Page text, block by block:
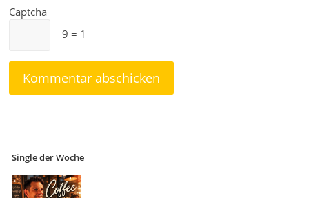
Captcha
− 9 = 1
Single der Woche